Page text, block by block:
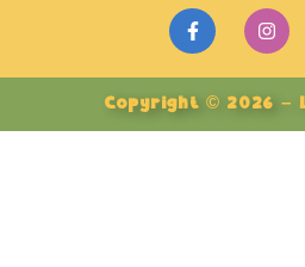
F
a
c
e
b
o
o
I
n
s
t
a
g
r
Copyright © 2026 –